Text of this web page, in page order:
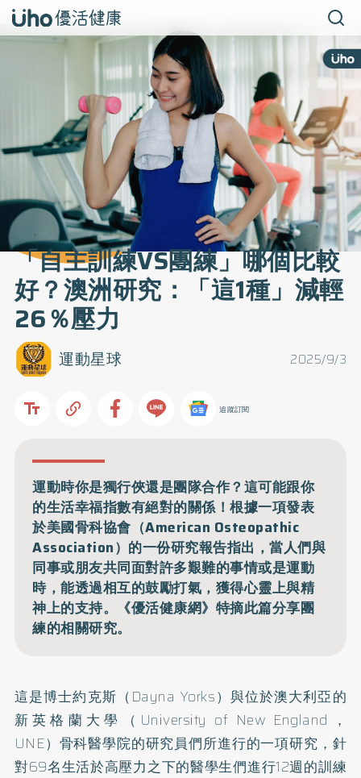
「自主訓練VS團練」哪個比較
好？澳洲研究：「這1種」減輕
26％壓力
2025/9/3
運動星球
追蹤訂閱
運動時你是獨行俠還是團隊合作？這可能跟你
的生活幸福指數有絕對的關係！根據一項發表
於美國骨科協會（American Osteopathic
Association）的一份研究報告指出，當人們與
同事或朋友共同面對許多艱難的事情或是運動
時，能透過相互的鼓勵打氣，獲得心靈上與精
神上的支持。《優活健康網》特摘此篇分享團
練的相關研究。
這是博士約克斯（Dayna Yorks）與位於澳大利亞的
新英格蘭大學（University of New England，
UNE）骨科醫學院的研究員們所進行的一項研究 ，針
對69名生活於高壓力之下的醫學生們進行12週的訓練